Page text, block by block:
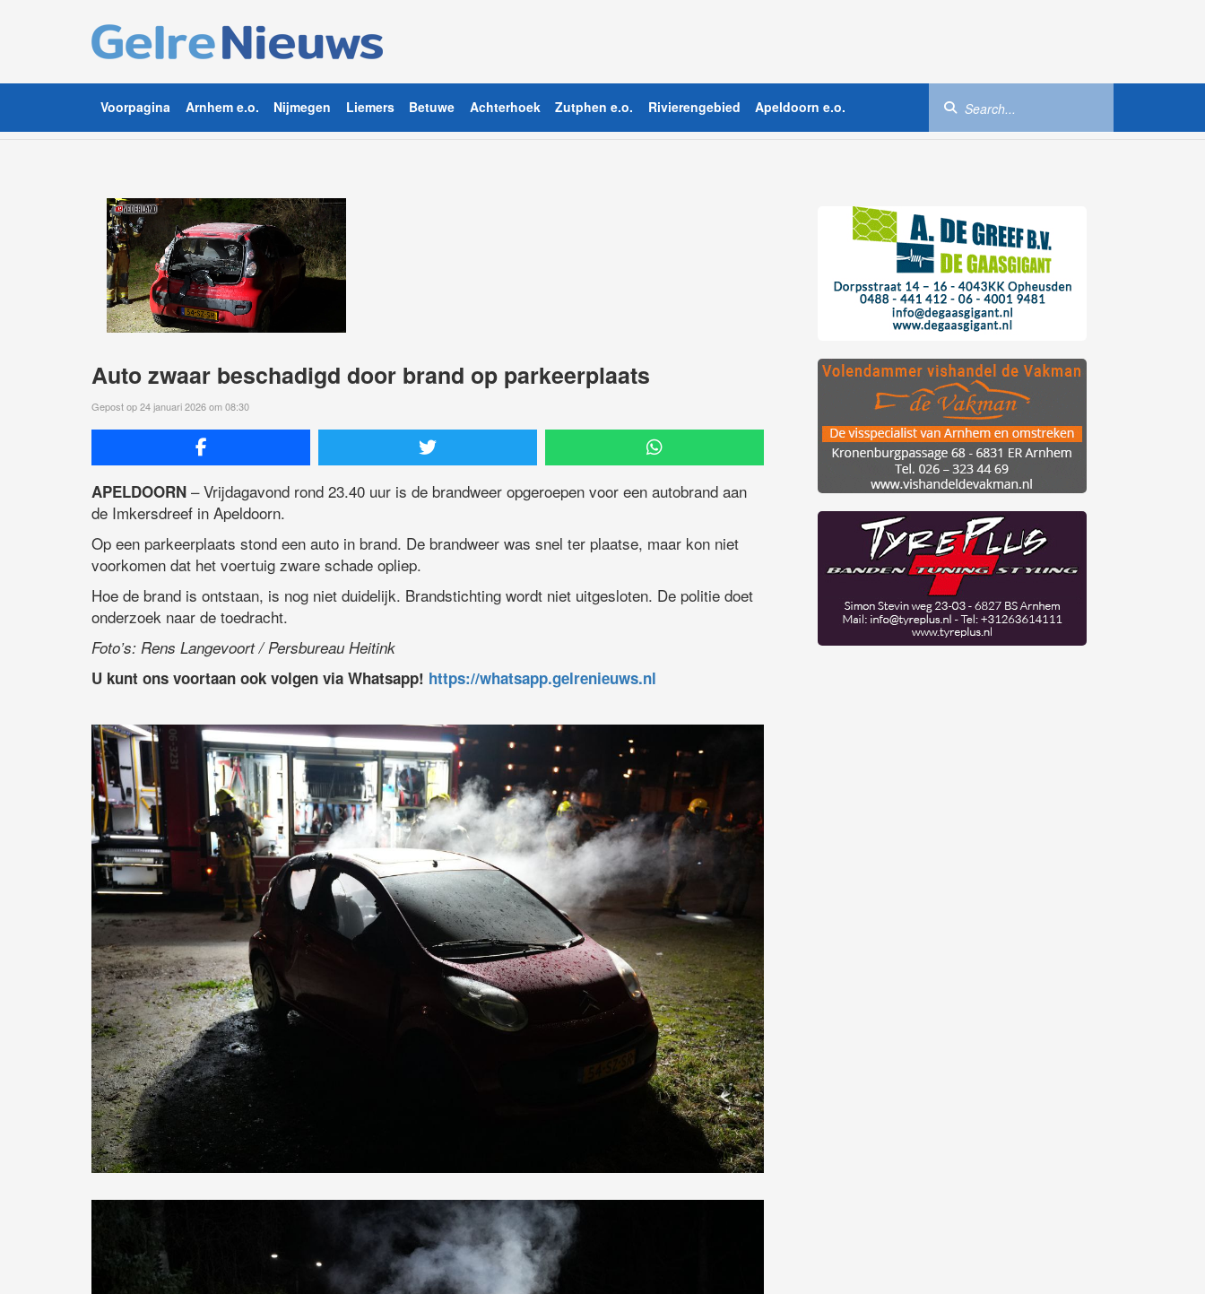
Voorpagina Arnhem e.o. Nijmegen Liemers Betuwe Achterhoek Zutphen e.o. Rivierengebied Apeldoorn e.o.
Auto zwaar beschadigd door brand op parkeerplaats
Gepost op 24 januari 2026 om 08:30
APELDOORN – Vrijdagavond rond 23.40 uur is de brandweer opgeroepen voor een autobrand aan
de Imkersdreef in Apeldoorn.
Op een parkeerplaats stond een auto in brand. De brandweer was snel ter plaatse, maar kon niet
voorkomen dat het voertuig zware schade opliep.
Hoe de brand is ontstaan, is nog niet duidelijk. Brandstichting wordt niet uitgesloten. De politie doet
onderzoek naar de toedracht.
Foto’s: Rens Langevoort / Persbureau Heitink
U kunt ons voortaan ook volgen via Whatsapp! https://whatsapp.gelrenieuws.nl